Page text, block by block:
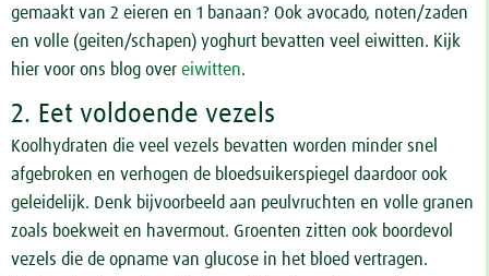
gemaakt van 2 eieren en 1 banaan? Ook avocado, noten/zaden
en volle (geiten/schapen) yoghurt bevatten veel eiwitten. Kijk
hier voor ons blog over eiwitten.
2. Eet voldoende vezels
Koolhydraten die veel vezels bevatten worden minder snel
afgebroken en verhogen de bloedsuikerspiegel daardoor ook
geleidelijk. Denk bijvoorbeeld aan peulvruchten en volle granen
zoals boekweit en havermout. Groenten zitten ook boordevol
vezels die de opname van glucose in het bloed vertragen.